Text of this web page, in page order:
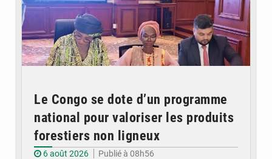
Le Congo se dote d’un programme
national pour valoriser les produits
forestiers non ligneux
6 août 2026
Publié à 08h56